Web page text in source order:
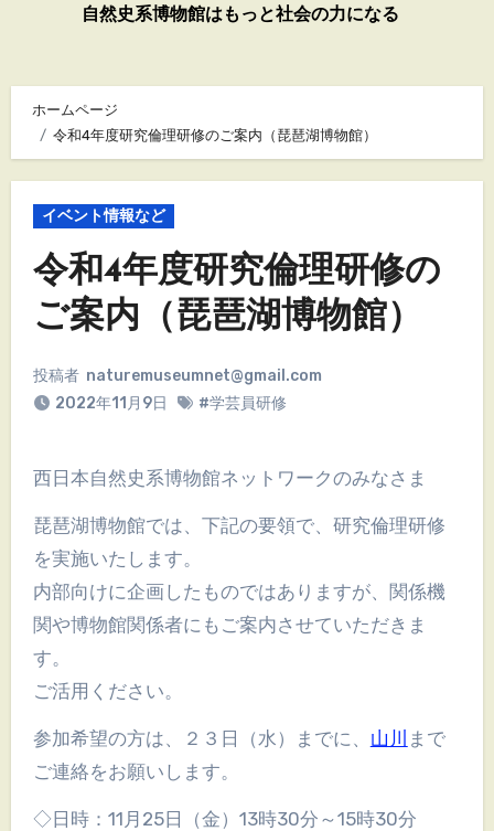
自然史系博物館はもっと社会の力になる
ホームページ
令和4年度研究倫理研修のご案内（琵琶湖博物館）
イベント情報など
令和4年度研究倫理研修の
ご案内（琵琶湖博物館）
投稿者 naturemuseumnet@gmail.com
2022年11月9日
#学芸員研修
西日本自然史系博物館ネットワークのみなさま
琵琶湖博物館では、下記の要領で、研究倫理研修
を実施いたします。
内部向けに企画したものではありますが、関係機
関や博物館関係者にもご案内させていただきま
す。
ご活用ください。
参加希望の方は、２３日（水）までに、 山川 まで
ご連絡をお願いします。
◇日時：11月25日（金）13時30分～15時30分